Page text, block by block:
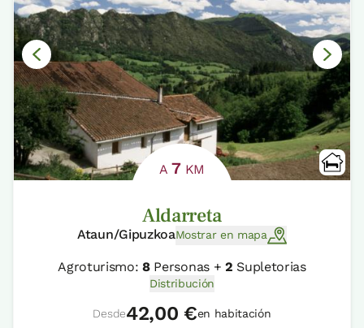
A7 KM
Aldarreta
Ataun/GipuzkoaMostrar en mapa
Agroturismo:8Personas + 2 Supletorias
Distribución
Desde42,00 €en habitación